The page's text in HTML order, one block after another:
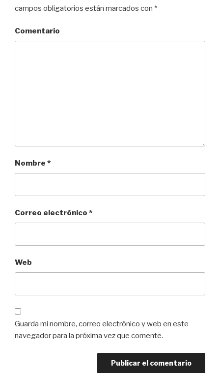
campos obligatorios están marcados con *
Comentario
Nombre *
Correo electrónico *
Web
Guarda mi nombre, correo electrónico y web en este
navegador para la próxima vez que comente.